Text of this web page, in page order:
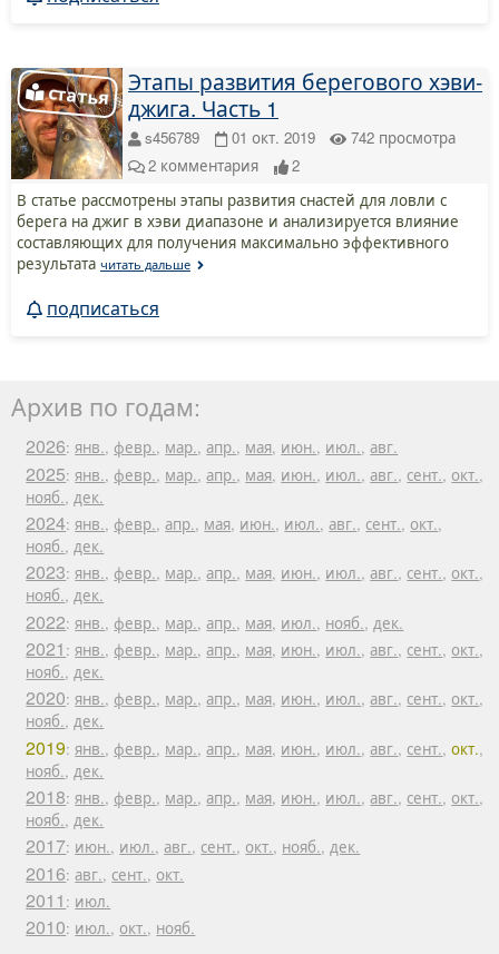
Этапы развития берегового хэви-
джига. Часть 1
s456789 01 окт. 2019 742 просмотра
2 комментария
2
В статье рассмотрены этапы развития снастей для ловли с
берега на джиг в хэви диапазоне и анализируется влияние
составляющих для получения максимально эффективного
результата читать дальше
подписаться
Архив по годам:
2026:янв., февр., мар.,апр., мая, июн., июл.,авг.
2025:янв., февр., мар.,апр., мая, июн., июл.,авг., сент., окт.,
нояб., дек.
2024:янв., февр.,апр., мая, июн., июл.,авг., сент., окт.,
нояб.,дек.
2023:янв., февр., мар.,апр., мая, июн., июл.,авг., сент., окт.,
нояб.,дек.
2022:янв., февр., мар.,апр., мая, июл., нояб., дек.
2021 :янв., февр., мар.,апр., мая, июн., июл.,авг., сент., окт.,
нояб.,дек.
2020:янв., февр., мар.,апр., мая, июн., июл.,авг., сент., окт.,
нояб.,дек.
2019:янв., февр., мар.,апр., мая, июн., июл.,авг., сент.,окт.,
нояб., дек.
2018:янв., февр., мар.,апр., мая, июн., июл.,авг., сент., окт.,
нояб.,дек.
2017: июн., июл.,авг., сент., окт., нояб.,дек.
2016:авг., сент., окт.
2011 : июл.
2010: июл., окт., нояб.